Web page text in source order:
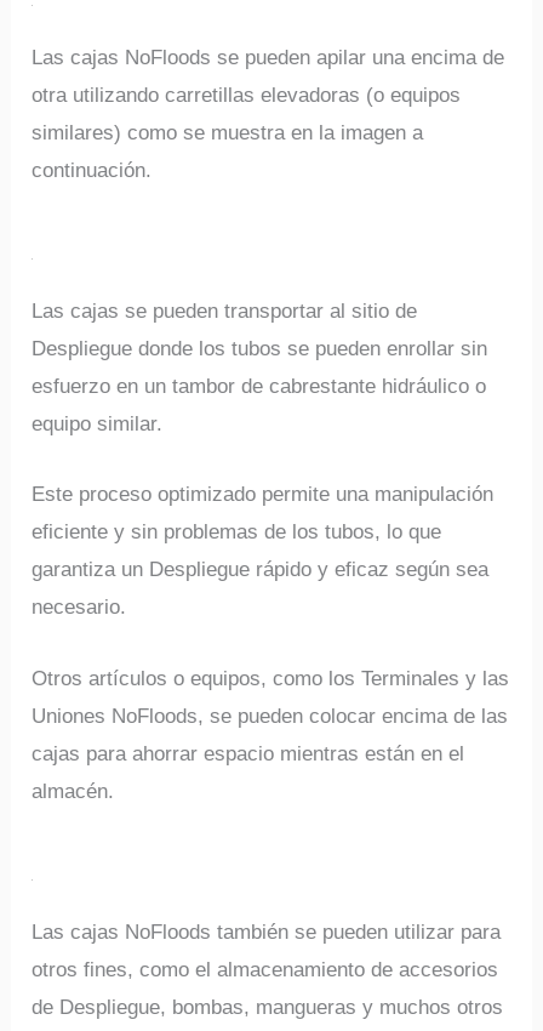
Las cajas NoFloods se pueden apilar una encima de
otra utilizando carretillas elevadoras (o equipos
similares) como se muestra en la imagen a
continuación.
Las cajas se pueden transportar al sitio de
Despliegue donde los tubos se pueden enrollar sin
esfuerzo en un tambor de cabrestante hidráulico o
equipo similar.
Este proceso optimizado permite una manipulación
eficiente y sin problemas de los tubos, lo que
garantiza un Despliegue rápido y eficaz según sea
necesario.
Otros artículos o equipos, como los Terminales y las
Uniones NoFloods, se pueden colocar encima de las
cajas para ahorrar espacio mientras están en el
almacén.
Las cajas NoFloods también se pueden utilizar para
otros fines, como el almacenamiento de accesorios
de Despliegue, bombas, mangueras y muchos otros